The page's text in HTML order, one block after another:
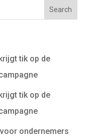
tik op de
tik op de
ondernemers